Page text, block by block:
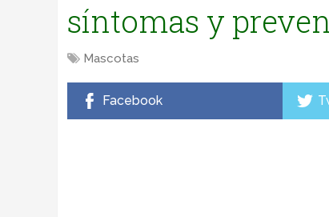
síntomas y
Mascotas
Facebook